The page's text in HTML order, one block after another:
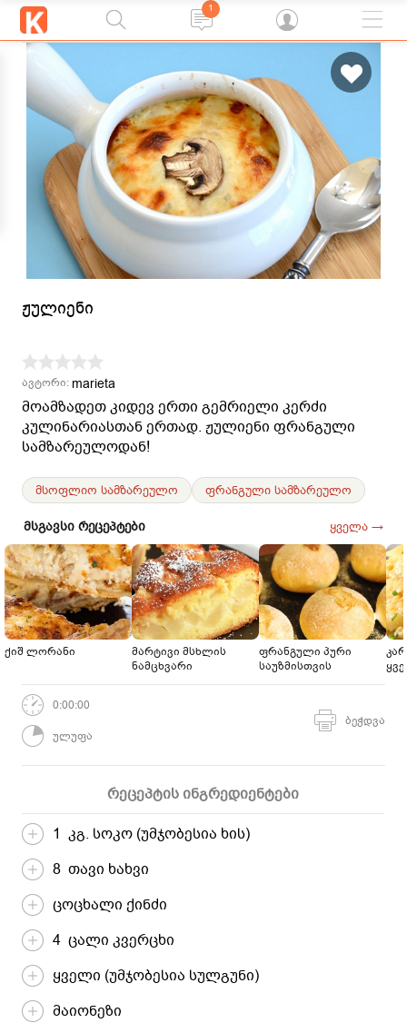
1
ჟულიენი
ავტორი: marieta
მოამზადეთ კიდევ ერთი გემრიელი კერძი
კულინარიასთან ერთად. ჟულიენი ფრანგული
სამზარეულოდან!
მსოფლიო სამზარეულო ფრანგული სამზარეულო
მსგავსი რეცეპტები ყველა →
ქიშ ლორანი
მარტივი მსხლის
ნამცხვარი
ფრანგული პური
საუზმისთვის
0:00:00
ულუფა
ბეჭდვა
რეცეპტის ინგრედიენტები
1 კგ. სოკო (უმჯობესია ხის)
8 თავი ხახვი
ცოცხალი ქინძი
4 ცალი კვერცხი
ყველი (უმჯობესია სულგუნი)
მაიონეზი